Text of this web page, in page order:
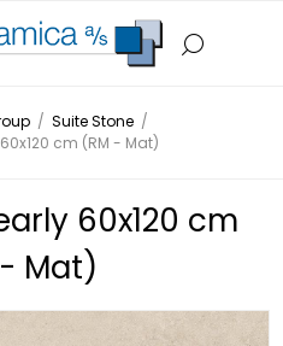
/ Suite Stone /
cm (RM - Mat)
60x120 cm
Mat)